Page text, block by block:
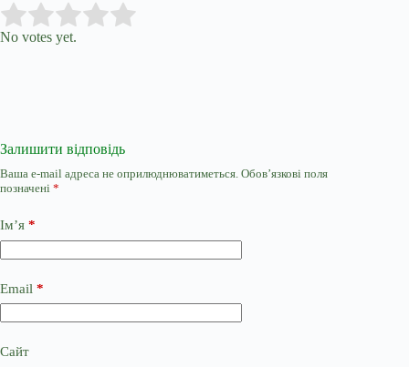
Rate this item:
No votes yet.
Залишити відповідь
Ваша e-mail адреса не оприлюднюватиметься. Обов’язкові поля
позначені *
Ім’я *
Email *
Сайт